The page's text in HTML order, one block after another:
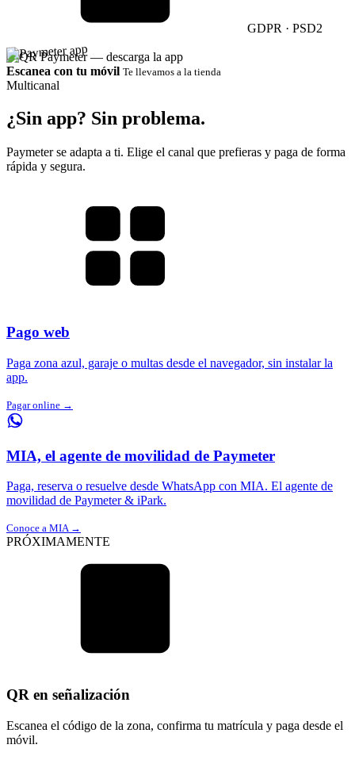
GDPR · PSD2
Escanea con tu móvil Te llevamos a la tienda
Multicanal
¿Sin app? Sin problema.
Paymeter se adapta a ti. Elige el canal que prefieras y paga de forma
rápida y segura.
Pago web
Paga zona azul, garaje o multas desde el navegador, sin instalar la
app.
Pagar online →
MIA, el agente de movilidad de Paymeter
Paga, reserva o resuelve desde WhatsApp con MIA. El agente de
movilidad de Paymeter & iPark.
Conoce a MIA →
PRÓXIMAMENTE
QR en señalización
Escanea el código de la zona, confirma tu matrícula y paga desde el
móvil.